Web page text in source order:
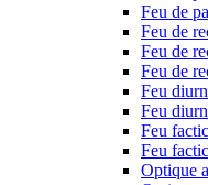
Feu de
Feu de
Feu de
Feu de
Feu
Feu
Feu
Feu
Optique